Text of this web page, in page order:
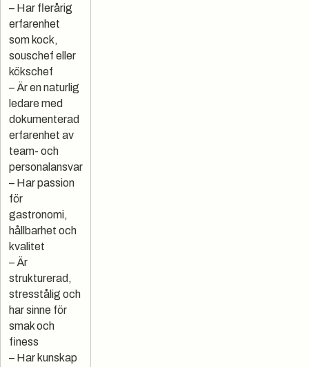
– Har flerårig
erfarenhet
som kock,
souschef eller
kökschef
– Är en naturlig
ledare med
dokumenterad
erfarenhet av
team- och
personalansvar
– Har passion
för
gastronomi,
hållbarhet och
kvalitet
– Är
strukturerad,
stresstålig och
har sinne för
smak och
finess
– Har kunskap